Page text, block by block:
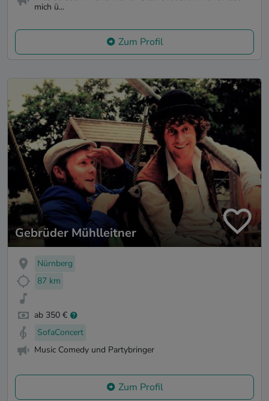
mich ü...
Zum Profil
Gebrüder Mühlleitner
Nürnberg
87 km
ab 350 €
SofaConcert
Music Comedy und Partybringer
Zum Profil